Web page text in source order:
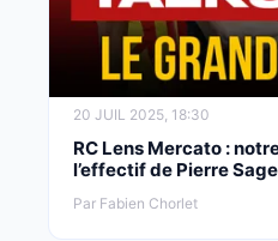
20 JUIL 2025, 18:30
RC Lens Mercato :
l’effectif de Pierre Sage
Par Fabien Chorlet